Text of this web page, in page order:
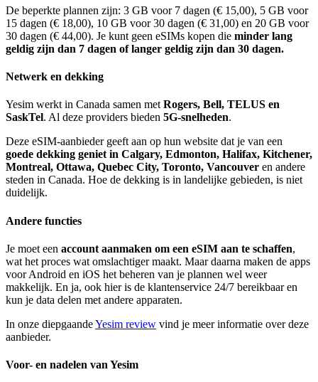
De beperkte plannen zijn: 3 GB voor 7 dagen (€ 15,00), 5 GB voor
15 dagen (€ 18,00), 10 GB voor 30 dagen (€ 31,00) en 20 GB voor
30 dagen (€ 44,00). Je kunt geen eSIMs kopen die minder lang
geldig zijn dan 7 dagen of langer geldig zijn dan 30 dagen.
Netwerk en dekking
Yesim werkt in Canada samen met Rogers, Bell, TELUS en
SaskTel. Al deze providers bieden 5G-snelheden.
Deze eSIM-aanbieder geeft aan op hun website dat je van een
goede dekking geniet in Calgary, Edmonton, Halifax, Kitchener,
Montreal, Ottawa, Quebec City, Toronto, Vancouver en andere
steden in Canada. Hoe de dekking is in landelijke gebieden, is niet
duidelijk.
Andere functies
Je moet een account aanmaken om een eSIM aan te schaffen,
wat het proces wat omslachtiger maakt. Maar daarna maken de apps
voor Android en iOS het beheren van je plannen wel weer
makkelijk. En ja, ook hier is de klantenservice 24/7 bereikbaar en
kun je data delen met andere apparaten.
In onze diepgaandeYesim review vind je meer informatie over deze
aanbieder.
Voor- en nadelen van Yesim